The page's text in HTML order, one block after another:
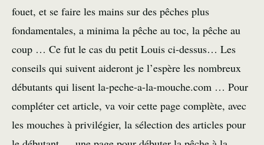
fouet, et se faire les mains sur des pêches plus
fondamentales, a minima la pêche au toc, la pêche au
coup … Ce fut le cas du petit Louis ci-dessus… Les
conseils qui suivent aideront je l’espère les nombreux
débutants qui lisent la-peche-a-la-mouche.com … Pour
compléter cet article, va voir cette page complète, avec
les mouches à privilégier, la sélection des articles pour